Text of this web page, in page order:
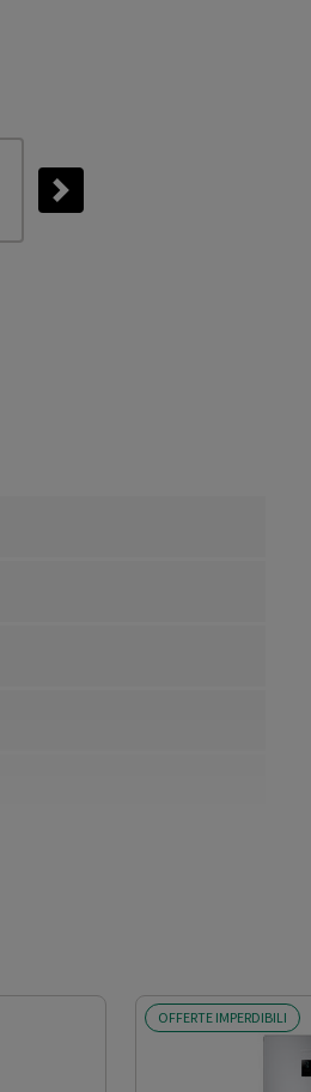
Next
OFFERTE IMPERDIBILI